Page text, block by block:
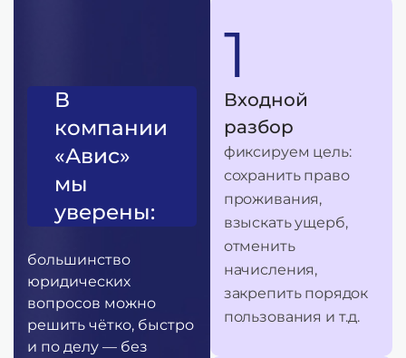
В
компании
«Авис»
мы
уверены:
большинство
юридических
вопросов можно
решить чётко, быстро
и по делу — без
1
Входной
разбор
фиксируем цель:
сохранить право
проживания,
взыскать ущерб,
отменить
начисления,
закрепить порядок
пользования и т.д.